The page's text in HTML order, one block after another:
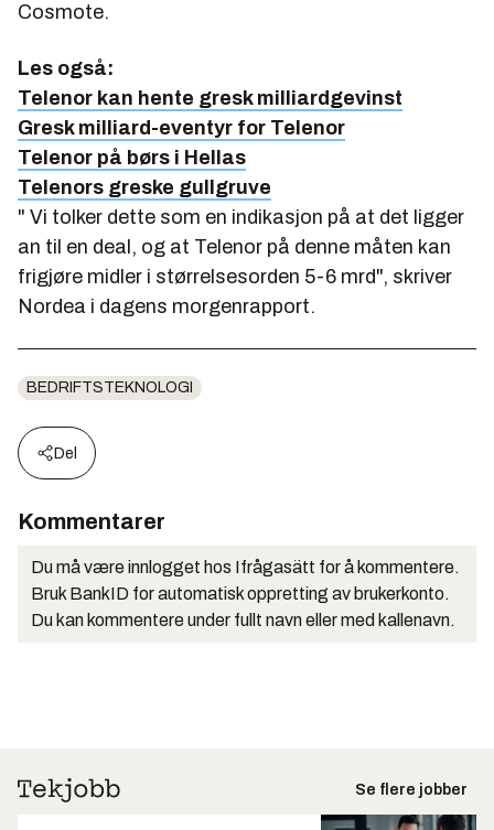
Cosmote.
Les også:
Telenor kan hente gresk milliardgevinst
Gresk milliard-eventyr for Telenor
Telenor på børs i Hellas
Telenors greske gullgruve
" Vi tolker dette som en indikasjon på at det ligger
an til en deal, og at Telenor på denne måten kan
frigjøre midler i størrelsesorden 5-6 mrd", skriver
Nordea i dagens morgenrapport.
BEDRIFTSTEKNOLOGI
Del
Kommentarer
Du må være innlogget hos Ifrågasätt for å kommentere.
Bruk BankID for automatisk oppretting av brukerkonto.
Du kan kommentere under fullt navn eller med kallenavn.
Se flere jobber